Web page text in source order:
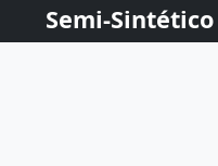
Semi-Sintético